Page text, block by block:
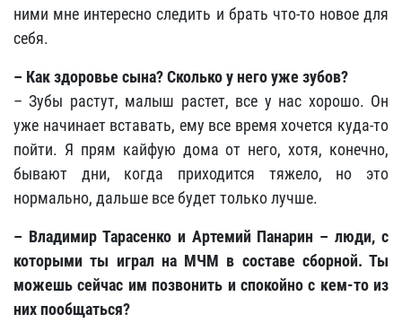
ними мне интересно следить и брать что-то новое для
себя.
– Как здоровье сына? Сколько у него уже зубов?
– Зубы растут, малыш растет, все у нас хорошо. Он
уже начинает вставать, ему все время хочется куда-то
пойти. Я прям кайфую дома от него, хотя, конечно,
бывают дни, когда приходится тяжело, но это
нормально, дальше все будет только лучше.
– Владимир Тарасенко и Артемий Панарин – люди, с
которыми ты играл на МЧМ в составе сборной. Ты
можешь сейчас им позвонить и спокойно с кем-то из
них пообщаться?